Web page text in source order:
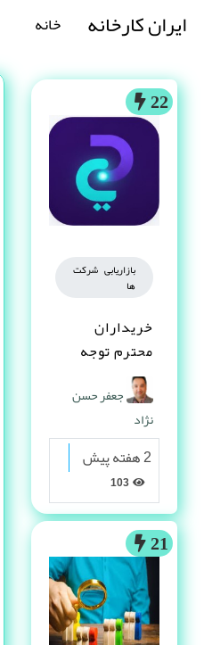
ایران کارخانه خانه
22
بازاریابی شرکت
ها
خریداران
محترم توجه
کنند
جعفر حسن
نژاد
2 هفته پیش
21